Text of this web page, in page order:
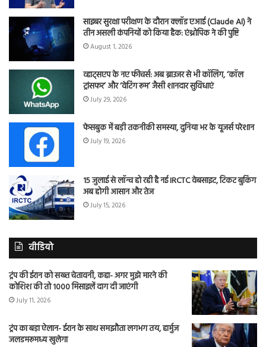
साइबर सुरक्षा परीक्षण के दौरान क्लॉड एआई (Claude AI) ने
तीन असली कंपनियों को किया हैक: एंथ्रोपिक ने की पुष्टि
August 1, 2026
व्हाट्सएप के नए फीचर्स: अब ब्राउजर से भी कॉलिंग, ‘कॉल
ट्रांसफर’ और ‘वेटिंग रूम’ जैसी शानदार सुविधाएं
July 29, 2026
फेसबुक में बड़ी तकनीकी समस्या, दुनिया भर के यूजर्स परेशान
July 19, 2026
15 जुलाई से लॉन्च हो रही है नई IRCTC वेबसाइट, टिकट बुकिंग
अब होगी आसान और तेज
July 15, 2026
वीडियो
ट्रंप की ईरान को सख्त चेतावनी, कहा- अगर मुझे मारने की
कोशिश की तो 1000 मिसाइलें दाग दी जाएंगी
July 11, 2026
ट्रंप का बड़ा ऐलान- ईरान के साथ समझौता लगभग तय, हार्मुज
जलडमरूमध्य खुलेगा